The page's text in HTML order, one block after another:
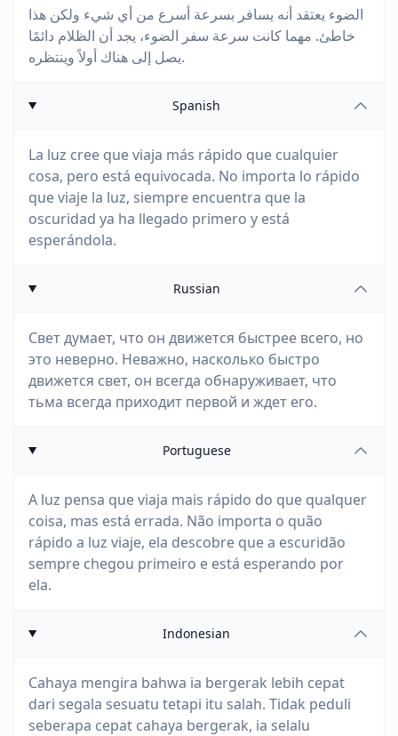
الضوء يعتقد أنه يسافر بسرعة أسرع من أي شيء ولكن هذا
خاطئ. مهما كانت سرعة سفر الضوء، يجد أن الظلام دائمًا
يصل إلى هناك أولاً وينتظره.
Spanish
La luz cree que viaja más rápido que cualquier
cosa, pero está equivocada. No importa lo rápido
que viaje la luz, siempre encuentra que la
oscuridad ya ha llegado primero y está
esperándola.
Russian
Свет думает, что он движется быстрее всего, но
это неверно. Неважно, насколько быстро
движется свет, он всегда обнаруживает, что
тьма всегда приходит первой и ждет его.
Portuguese
A luz pensa que viaja mais rápido do que qualquer
coisa, mas está errada. Não importa o quão
rápido a luz viaje, ela descobre que a escuridão
sempre chegou primeiro e está esperando por
ela.
Indonesian
Cahaya mengira bahwa ia bergerak lebih cepat
dari segala sesuatu tetapi itu salah. Tidak peduli
seberapa cepat cahaya bergerak, ia selalu